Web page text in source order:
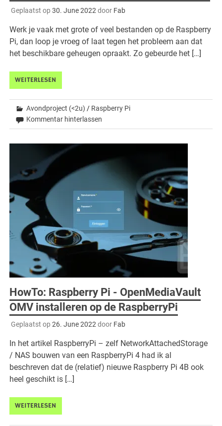
Geplaatst op 30. June 2022 door Fab
Werk je vaak met grote of veel bestanden op de Raspberry
Pi, dan loop je vroeg of laat tegen het probleem aan dat
het beschikbare geheugen opraakt. Zo gebeurde het […]
WEITERLESEN
Avondproject (<2u) / Raspberry Pi
Kommentar hinterlassen
HowTo: Raspberry Pi - OpenMediaVault
OMV installeren op de RaspberryPi
Geplaatst op 26. June 2022door Fab
In het artikel RaspberryPi – zelf NetworkAttachedStorage
/ NAS bouwen van een RaspberryPi 4 had ik al
beschreven dat de (relatief) nieuwe Raspberry Pi 4B ook
heel geschikt is […]
WEITERLESEN